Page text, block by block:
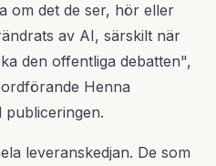
om det de ser, hör eller
av AI, särskilt när
den offentliga debatten",
Henna
publiceringen.
leveranskedjan. De som